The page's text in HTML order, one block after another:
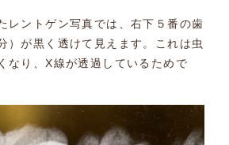
レントゲン写真では、右下５番の歯
）が黒く透けて見えます。これは虫
なり、X線が透過しているためで